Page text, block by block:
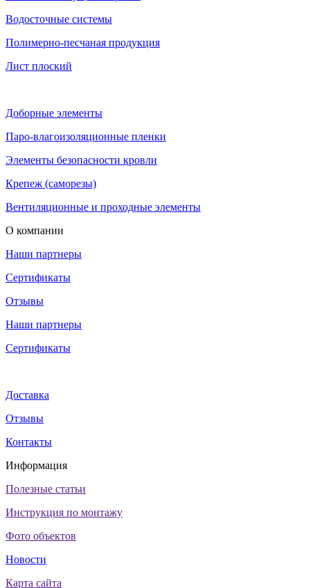
Водосточные системы
Полимерно-песчаная продукция
Лист плоский
Доборные элементы
Паро-влагоизоляционные пленки
Элементы безопасности кровли
Крепеж (саморезы)
Вентиляционные и проходные элементы
О компании
Наши партнеры
Сертификаты
Отзывы
Наши партнеры
Сертификаты
Доставка
Отзывы
Контакты
Информация
Полезные статьи
Инструкция по монтажу
Фото объектов
Новости
Карта сайта